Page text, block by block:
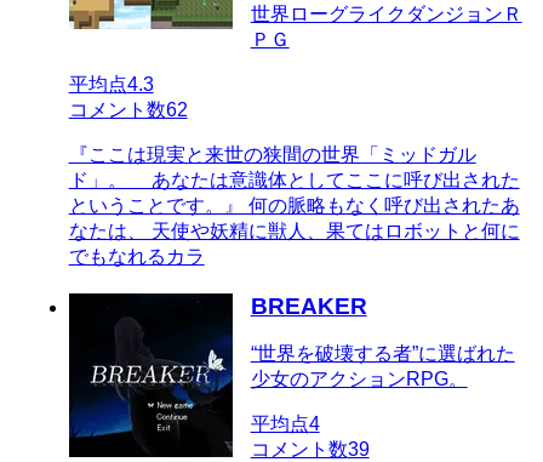
世界ローグライクダンジョンＲ
ＰＧ
平均点4.3
コメント数62
『ここは現実と来世の狭間の世界「ミッドガル
ド」。 あなたは意識体としてここに呼び出された
ということです。』 何の脈略もなく呼び出されたあ
なたは、 天使や妖精に獣人、果てはロボットと何に
でもなれるカラ
BREAKER
“世界を破壊する者”に選ばれた
少女のアクションRPG。
平均点4
コメント数39